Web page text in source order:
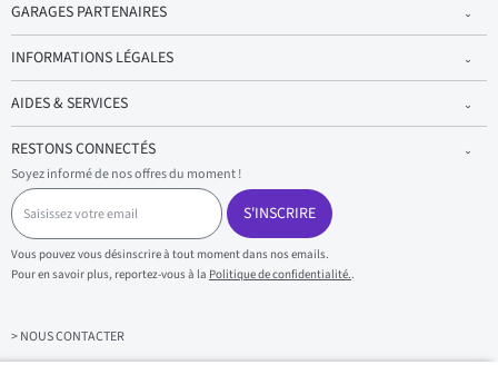
GARAGES PARTENAIRES
INFORMATIONS LÉGALES
AIDES & SERVICES
RESTONS CONNECTÉS
Soyez informé de nos offres du moment !
S
a
i
s
i
s
z
v
S'INSCRIRE
Vous pouvez vous désinscrire à tout moment dans nos emails.
Pour en savoir plus, reportez-vous à la Politique de confidentialité..
> NOUS CONTACTER